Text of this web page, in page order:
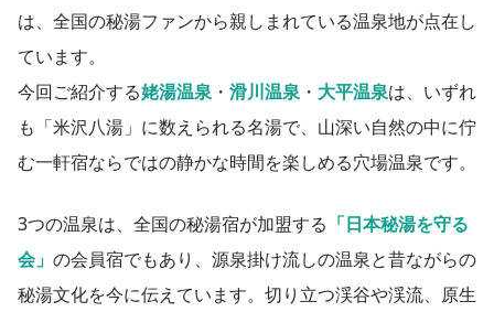
は、全国の秘湯ファンから親しまれている温泉地が点在し
ています。
今回ご紹介する姥湯温泉 ・ 滑川温泉 ・ 大平温泉は、いずれ
も「米沢八湯」に数えられる名湯で、山深い自然の中に佇
む一軒宿ならではの静かな時間を楽しめる穴場温泉です。
3つの温泉は、全国の秘湯宿が加盟する 「日本秘湯を守る
会」 の会員宿でもあり、源泉掛け流しの温泉と昔ながらの
秘湯文化を今に伝えています。切り立つ渓谷や渓流、原生